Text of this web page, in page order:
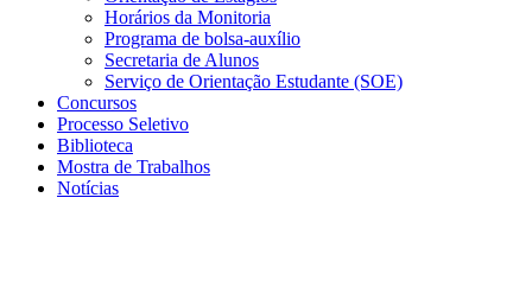
Horários da Monitoria
Programa de bolsa-auxílio
Secretaria de Alunos
Serviço de Orientação Estudante (SOE)
Concursos
Processo Seletivo
Biblioteca
Mostra de Trabalhos
Notícias